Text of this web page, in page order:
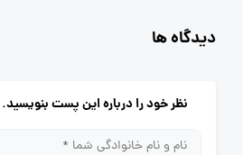
دیدگاه ها
نظر خود را درباره این پست بنویسید.